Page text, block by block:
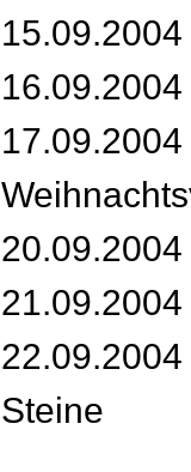
17.09.2004
Steine